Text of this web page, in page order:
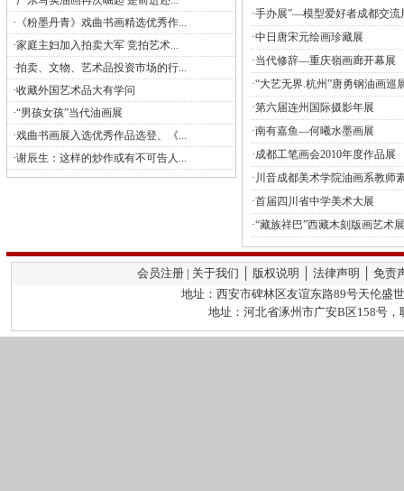
· 《粉墨丹青》戏曲书画精选优秀作...
·家庭主妇加入拍卖大军 竞拍艺术...
·拍卖、文物、艺术品投资市场的行...
·收藏外国艺术品大有学问
·“男孩女孩”当代油画展
·戏曲书画展入选优秀作品选登、《...
·谢辰生：这样的炒作或有不可告人...
·手办展”—模型爱好者成都交流
·中日唐宋元绘画珍藏展
·当代修辞—重庆嶺画廊开幕展
·“大艺无界.杭州”唐勇钢油画巡
·第六届连州国际摄影年展
·南有嘉鱼—何曦水墨画展
·成都工笔画会2010年度作品展
·川音成都美术学院油画系教师
·首届四川省中学美术大展
·“藏族祥巴”西藏木刻版画艺术展
会员注册 | 关于我们 │ 版权说明 │ 法律声明 │ 免
地址：西安市碑林区友谊东路89号天伦盛
地址：河北省涿州市广安B区158号